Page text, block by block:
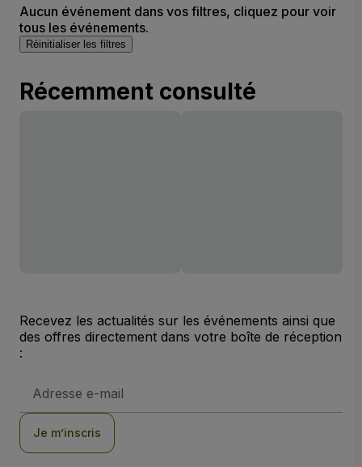
Aucun événement dans vos filtres, cliquez pour voir
tous les événements.
Réinitialiser les filtres
Récemment consulté
Recevez les actualités sur les événements ainsi que
des offres directement dans votre boîte de réception
:
e-
Je m’inscris